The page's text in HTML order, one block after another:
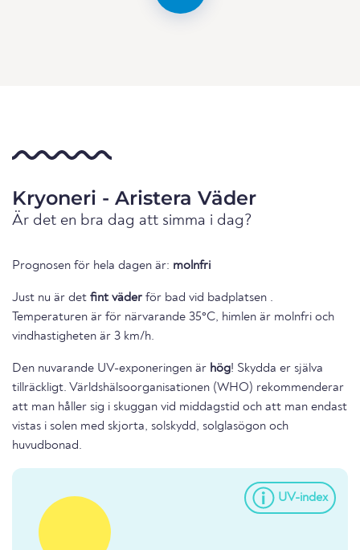
Kryoneri - Aristera Väder
Är det en bra dag att simma i dag?
Prognosen för hela dagen är: molnfri
Just nu är det fint väder för bad vid badplatsen .
Temperaturen är för närvarande 35°C, himlen är molnfri och
vindhastigheten är 3 km/h.
Den nuvarande UV-exponeringen är hög! Skydda er själva
tillräckligt. Världshälsoorganisationen (WHO) rekommenderar
att man håller sig i skuggan vid middagstid och att man endast
vistas i solen med skjorta, solskydd, solglasögon och
huvudbonad.
UV-index